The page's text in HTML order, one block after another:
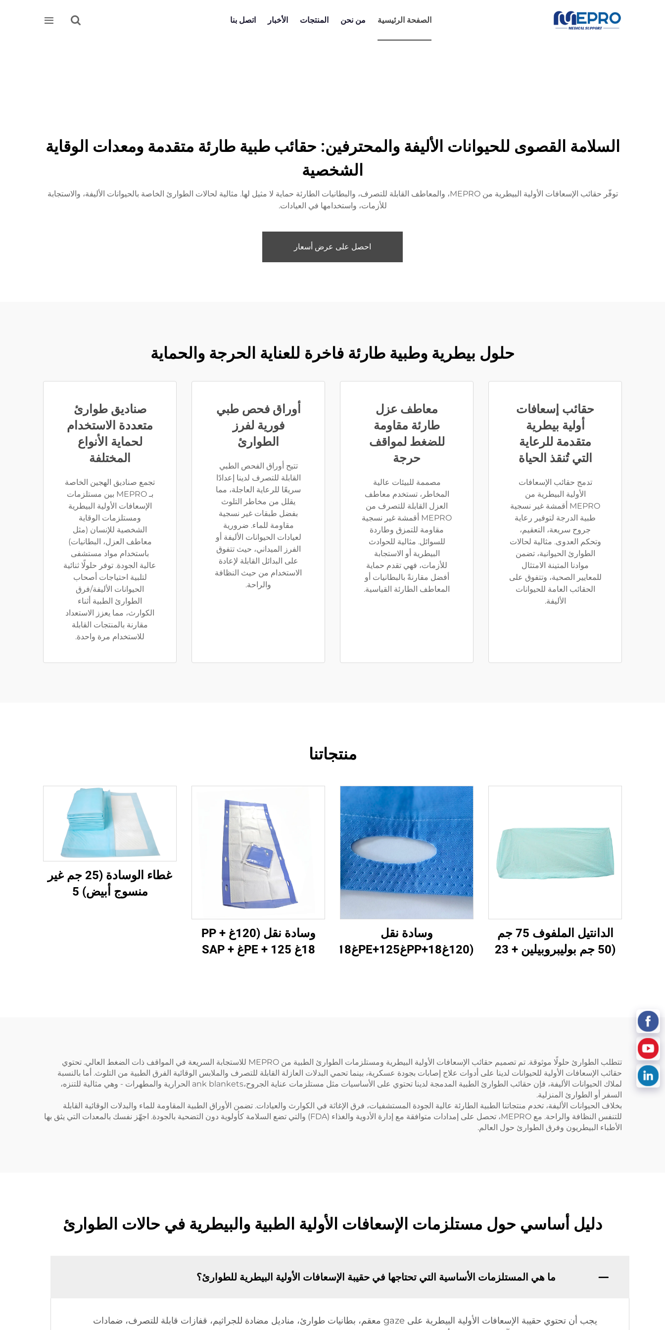
الصفحة الرئيسية من نحن المنتجات الأخبار اتصل بنا 

السلامة القصوى للحيوانات الأليفة والمحترفين: حقائب طبية طارئة متقدمة ومعدات الوقاية
الشخصية
توفّر حقائب الإسعافات الأولية البيطرية من MEPRO، والمعاطف القابلة للتصرف، والبطانيات الطارئة حماية لا مثيل لها. مثالية لحالات الطوارئ الخاصة بالحيوانات الأليفة، والاستجابة
للأزمات، واستخدامها في العيادات.
احصل على عرض أسعار
حلول بيطرية وطبية طارئة فاخرة للعناية الحرجة والحماية
حقائب إسعافات
أولية بيطرية
متقدمة للرعاية
التي تُنقذ الحياة
تدمج حقائب الإسعافات
الأولية البيطرية من
MEPRO أقمشة غير نسجية
طبية الدرجة لتوفير رعاية
جروح سريعة، التعقيم،
وتحكم العدوى. مثالية لحالات
الطوارئ الحيوانية، تضمن
موادنا المتينة الامتثال
للمعايير الصحية، وتتفوق على
الحقائب العامة للحيوانات
الأليفة.
معاطف عزل
طارئة مقاومة
للضغط لمواقف
حرجة
مصممة للبيئات عالية
المخاطر، تستخدم معاطف
العزل القابلة للتصرف من
MEPRO أقمشة غير نسجية
مقاومة للتمزق وطاردة
للسوائل. مثالية للحوادث
البيطرية أو الاستجابة
للأزمات، فهي تقدم حماية
أفضل مقارنةً بالبطانيات أو
المعاطف الطارئة القياسية.
أوراق فحص طبي
فورية لفرز
الطوارئ
تتيح أوراق الفحص الطبي
القابلة للتصرف لدينا إعدادًا
سريعًا للرعاية العاجلة، مما
يقلل من مخاطر التلوث
بفضل طبقات غير نسجية
مقاومة للماء. ضرورية
لعيادات الحيوانات الأليفة أو
الفرز الميداني، حيث تتفوق
على البدائل القابلة لإعادة
الاستخدام من حيث النظافة
والراحة.
صناديق طوارئ
متعددة الاستخدام
لحماية الأنواع
المختلفة
تجمع صناديق الهجين الخاصة
بـ MEPRO بين مستلزمات
الإسعافات الأولية البيطرية
ومستلزمات الوقاية
الشخصية للإنسان (مثل
معاطف العزل، البطانيات)
باستخدام مواد مستشفى
عالية الجودة. توفر حلولًا ثنائية
لتلبية احتياجات أصحاب
الحيوانات الأليفة/فرق
الطوارئ الطبية أثناء
الكوارث، مما يعزز الاستعداد
مقارنة بالمنتجات القابلة
للاستخدام مرة واحدة.
منتجاتنا
الدانتيل الملفوف 75 جم
(50 جم بوليبروبيلين + 23
وسادة نقل
(120غPP+18غPE+125غSAP+18غPP)1
وسادة نقل (120غ PP +
18غ PE + 125غ SAP +
غطاء الوسادة (25 جم غير
منسوج أبيض) 5
تتطلب الطوارئ حلولًا موثوقة. تم تصميم حقائب الإسعافات الأولية البيطرية ومستلزمات الطوارئ الطبية من MEPRO للاستجابة السريعة في المواقف ذات الضغط العالي. تحتوي
حقائب الإسعافات الأولية للحيوانات لدينا على أدوات علاج إصابات بجودة عسكرية، بينما تحمي البدلات العازلة القابلة للتصرف والملابس الوقائية الفرق الطبية من التلوث. أما بالنسبة
لملاك الحيوانات الأليفة، فإن حقائب الطوارئ الطبية المدمجة لدينا تحتوي على الأساسيات مثل مستلزمات عناية الجروح،ank blankets الحرارية والمطهرات - وهي مثالية للتنزه،
السفر أو الطوارئ المنزلية.
بخلاف الحيوانات الأليفة، تخدم منتجاتنا الطبية الطارئة عالية الجودة المستشفيات، فرق الإغاثة في الكوارث والعيادات. تضمن الأوراق الطبية المقاومة للماء والبدلات الوقائية القابلة
للتنفس النظافة والراحة. مع MEPRO، تحصل على إمدادات متوافقة مع إدارة الأدوية والغذاء (FDA) والتي تضع السلامة كأولوية دون التضحية بالجودة. اجهّز نفسك بالمعدات التي يثق بها
الأطباء البيطريون وفرق الطوارئ حول العالم.
دليل أساسي حول مستلزمات الإسعافات الأولية الطبية والبيطرية في حالات الطوارئ
ما هي المستلزمات الأساسية التي تحتاجها في حقيبة الإسعافات الأولية البيطرية للطوارئ؟
يجب أن تحتوي حقيبة الإسعافات الأولية البيطرية على gaze معقم، بطانيات طوارئ، مناديل مضادة للجراثيم، قفازات قابلة للتصرف، ضمادات